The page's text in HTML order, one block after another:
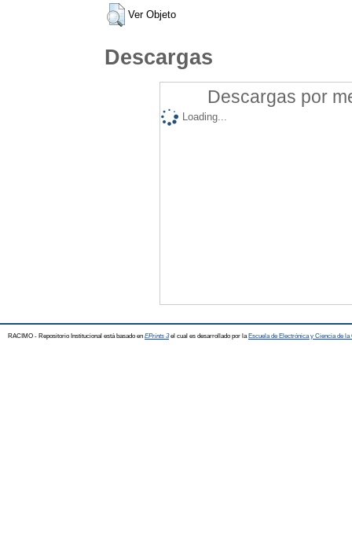
Ver Objeto
Descargas
Descargas por
Loading...
RACIMO - Repositorio Institucional está basado en EPrints 3el cual es desarrollado por la Escuela de Electrónica y Ciencia de la